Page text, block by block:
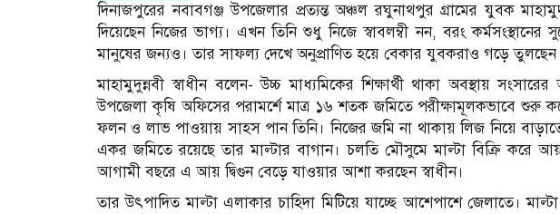
দিনাজপুরের নবাবগঞ্জ উপজেলার প্রত্যন্ত অঞ্চল রঘুনাথপুর গ্রামের যুবক
দিয়েছেন নিজের ভাগ্য। এখন তিনি শুধু নিজে স্বাবলম্বী নন, বরং
মানুষের জন্যও। তার সাফল্য দেখে অনুপ্রাণিত হয়ে বেকার যুবকরাও গড়ে তুলছেন
মাহামুদুন্নবী স্বাধীন বলেন- উচ্চ মাধ্যমিকের শিক্ষার্থী থাকা অবস্থায়
উপজেলা কৃষি অফিসের পরামর্শে মাত্র ১৬ শতক জমিতে পরীক্ষামূলকভাবে শুরু
ফলন ও লাভ পাওয়ায় সাহস পান তিনি। নিজের জমি না থাকায় লিজ নিয়ে
একর জমিতে রয়েছে তার মাল্টার বাগান। চলতি মৌসুমে মাল্টা বিক্রি করে
আগামী বছরে এ আয় দ্বিগুন বেড়ে যাওয়ার আশা করছেন স্বাধীন।
তার উৎপাদিত মাল্টা এলাকার চাহিদা মিটিয়ে যাচ্ছে আশেপাশে জেলাতে।